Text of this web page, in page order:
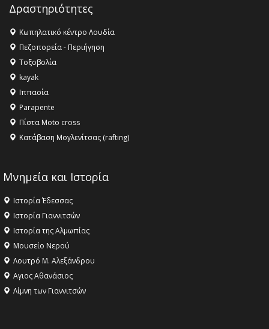
Δραστηριότητες
Κωπηλατικό κέντρο Λουδία
Πεζοπορεία - Περιήγηση
Τοξοβολία
kayak
Ιππασία
Parapente
Πίστα Moto cross
Κατάβαση Μογλενίτσας (rafting)
Μνημεία και Ιστορία
Ιστορία Έδεσσας
Ιστορία Γιαννιτσών
Ιστορία της Αλμωπίας
Μουσείο Νερού
Λουτρό Μ. Αλεξάνδρου
Αγιος Αθανάσιος
Λίμνη των Γιαννιτσών